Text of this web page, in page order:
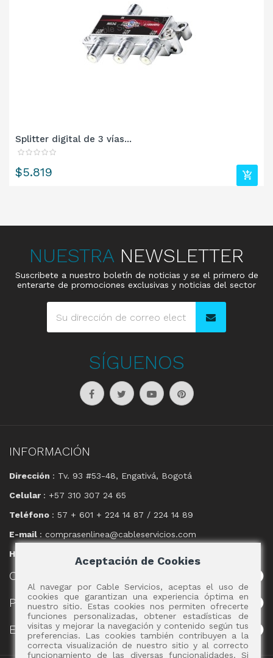
Splitter digital de 3 vías...
Precio
$5.819
NUESTRA NEWSLETTER
Suscribete a nuestro boletín de noticias y se el primero de
enterarte de promociones exclusivas y noticias del sector
SÍGUENOS
INFORMACIÓN
Dirección : Tv. 93 #53-48, Engativá, Bogotá
Celular : +57 310 307 24 65
Teléfono : 57 + 601 + 224 14 87 / 224 14 89
E-mail : comprasenlinea@cableservicios.com
Horario
CABLE
POLÍTICAS
EVENTOS
Aceptación de Cookies
Al navegar por Cable Servicios, aceptas el uso de
cookies que garantizan una experiencia óptima en
nuestro sitio. Estas cookies nos permiten ofrecerte
funciones personalizadas, obtener estadísticas de
visitas y mejorar la navegación y contenido según tus
preferencias. Las cookies también contribuyen a la
correcta visualización de nuestro sitio y al correcto
funcionamiento de las diversas funcionalidades. Si